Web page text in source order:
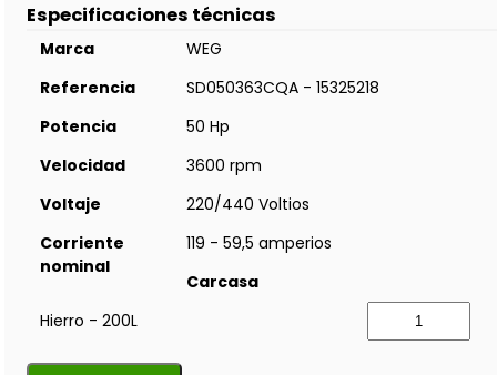
Especificaciones técnicas
Marca
WEG
Referencia
SD050363CQA - 15325218
Potencia
50 Hp
Velocidad
3600 rpm
Voltaje
220/440 Voltios
Corriente
nominal
119 - 59,5 amperios
Carcasa
Hierro - 200L